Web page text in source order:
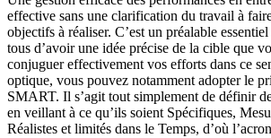
effective sans une clarification du travail à
objectifs à réaliser. C’est un préalable
tous d’avoir une idée précise de la cible que
conjuguer effectivement vos efforts dans ce
optique, vous pouvez notamment adopter le
SMART. Il s’agit tout simplement de définir
en veillant à ce qu’ils soient Spécifiques,
Réalistes et limités dans le Temps, d’où